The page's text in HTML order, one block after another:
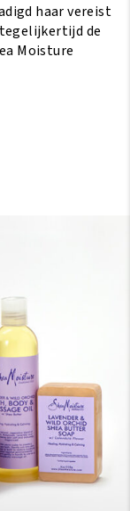
haar vereist
de
Moisture